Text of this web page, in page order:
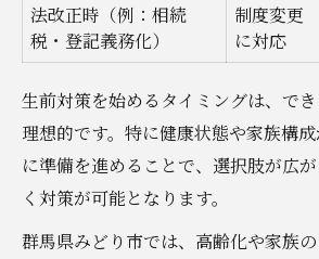
法改正時（例：相続
税・登記義務化）
制度変更
に対応
生前対策を始めるタイミングは、で
理想的です。特に健康状態や家族構
に準備を進めることで、選択肢が広
く対策が可能となります。
群馬県みどり市では、高齢化や家族